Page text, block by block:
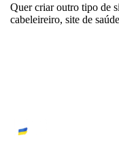
Quer criar outro tipo de
cabeleireiro, site de saúde